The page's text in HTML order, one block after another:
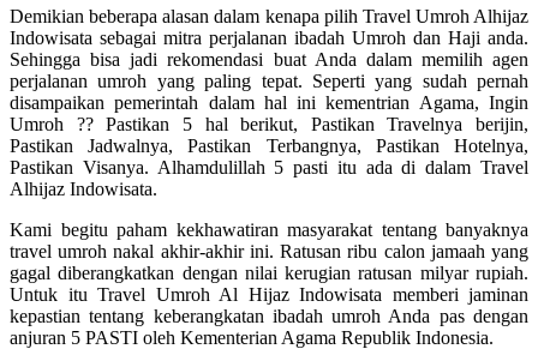
Demikian beberapa alasan dalam kenapa pilih Travel Umroh Alhijaz
Indowisata sebagai mitra perjalanan ibadah Umroh dan Haji anda.
Sehingga bisa jadi rekomendasi buat Anda dalam memilih agen
perjalanan umroh yang paling tepat. Seperti yang sudah pernah
disampaikan pemerintah dalam hal ini kementrian Agama, Ingin
Umroh ?? Pastikan 5 hal berikut, Pastikan Travelnya berijin,
Pastikan Jadwalnya, Pastikan Terbangnya, Pastikan Hotelnya,
Pastikan Visanya. Alhamdulillah 5 pasti itu ada di dalam Travel
Alhijaz Indowisata.
Kami begitu paham kekhawatiran masyarakat tentang banyaknya
travel umroh nakal akhir-akhir ini. Ratusan ribu calon jamaah yang
gagal diberangkatkan dengan nilai kerugian ratusan milyar rupiah.
Untuk itu Travel Umroh Al Hijaz Indowisata memberi jaminan
kepastian tentang keberangkatan ibadah umroh Anda pas dengan
anjuran 5 PASTI oleh Kementerian Agama Republik Indonesia.